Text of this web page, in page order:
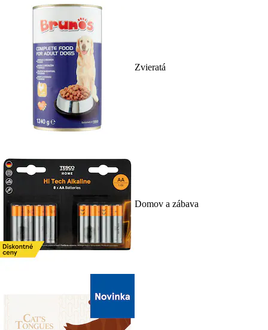
Zvieratá
Domov a zábava